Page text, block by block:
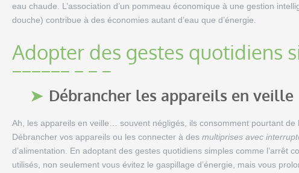
eau chaude. L’association d’un pommeau économique à une gestion
douche) contribue à des économies autant d’eau que d’énergie.
Adopter des gestes quotidiens
Débrancher les appareils en veille
Ah, les appareils en veille… souvent négligés, ils consomment pourtant de
Débrancher vos appareils ou les connecter à des multiprises avec
d’alimentation. En adoptant des gestes quotidiens simples comme l’arrêt
utilisés, non seulement vous évitez le gaspillage d’énergie, mais vous